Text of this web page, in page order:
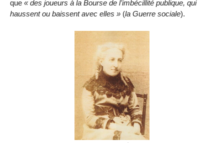
que
des joueurs à la Bourse de l’imbécillité publique, qui
haussent ou baissent avec elles
(la Guerre sociale).